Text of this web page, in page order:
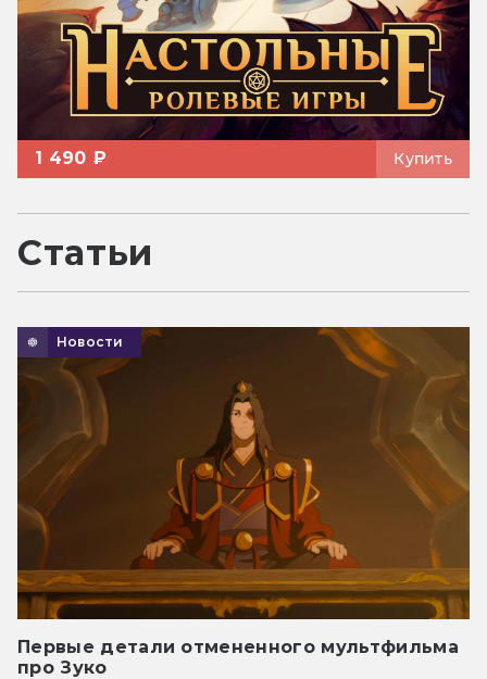
1 490 ₽ Купить
Статьи
Новости
Первые детали отмененного мультфильма
про Зуко